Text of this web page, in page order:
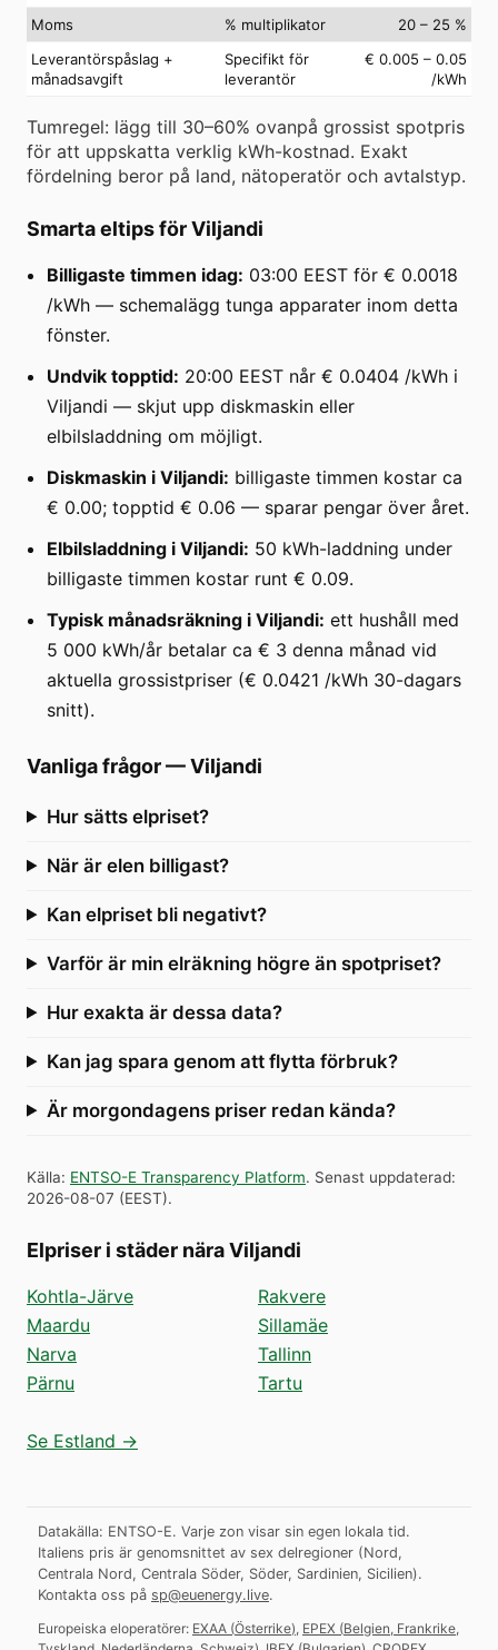
Moms
% multiplikator
20 – 25 %
Leverantörspåslag +
månadsavgift
Specifikt för
leverantör
€ 0.005 – 0.05
/kWh
Tumregel: lägg till 30–60% ovanpå grossist spotpris
för att uppskatta verklig kWh-kostnad. Exakt
fördelning beror på land, nätoperatör och avtalstyp.
Smarta eltips för Viljandi
Billigaste timmen idag: 03:00 EEST för € 0.0018
/kWh — schemalägg tunga apparater inom detta
fönster.
Undvik topptid: 20:00 EEST når € 0.0404 /kWh i
Viljandi — skjut upp diskmaskin eller
elbilsladdning om möjligt.
Diskmaskin i Viljandi: billigaste timmen kostar ca
€ 0.00; topptid € 0.06 — sparar pengar över året.
Elbilsladdning i Viljandi: 50 kWh-laddning under
billigaste timmen kostar runt € 0.09.
Typisk månadsräkning i Viljandi: ett hushåll med
5 000 kWh/år betalar ca € 3 denna månad vid
aktuella grossistpriser (€ 0.0421 /kWh 30-dagars
snitt).
Vanliga frågor—Viljandi
Hur sätts elpriset?
När är elen billigast?
Kan elpriset bli negativt?
Varför är min elräkning högre än spotpriset?
Hur exakta är dessa data?
Kan jag spara genom att flytta förbruk?
Är morgondagens priser redan kända?
Källa: ENTSO-E Transparency Platform. Senast uppdaterad:
2026-08-07 (EEST).
Elpriser i städer nära Viljandi
Kohtla-Järve
Maardu
Narva
Pärnu
Rakvere
Sillamäe
Tallinn
Tartu
Se Estland →
Datakälla: ENTSO-E. Varje zon visar sin egen lokala tid.
Italiens pris är genomsnittet av sex delregioner (Nord,
Centrala Nord, Centrala Söder, Söder, Sardinien, Sicilien).
Kontakta oss på sp@euenergy.live.
Europeiska eloperatörer: EXAA (Österrike) EPEX (Belgien, Frankrike,